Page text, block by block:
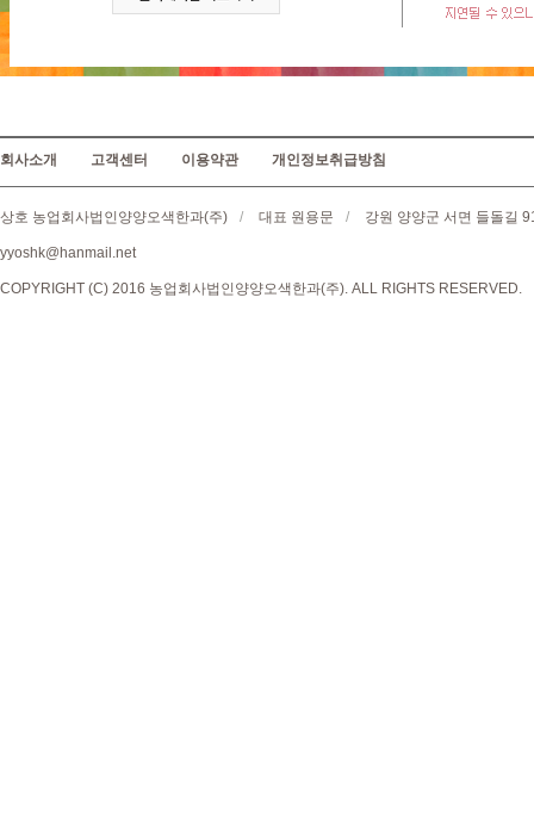
회사소개 고객센터 이용약관 개인정보취급방침
상호 농업회사법인양양오색한과(주) / 대표 원용문 / 강원 양양군 서면 들돌길
yyoshk@hanmail.net
COPYRIGHT (C) 2016 농업회사법인양양오색한과(주). ALL RIGHTS RESERVED.